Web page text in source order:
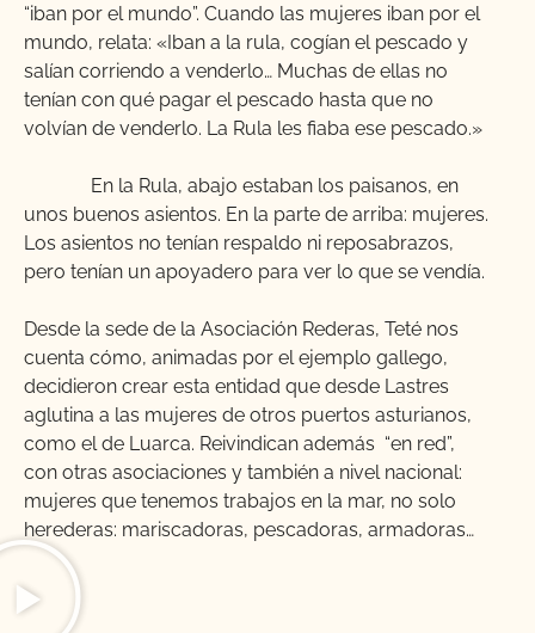
“iban por el mundo”. Cuando las mujeres iban por el
mundo, relata: «Iban a la rula, cogían el pescado y
salían corriendo a venderlo… Muchas de ellas no
tenían con qué pagar el pescado hasta que no
volvían de venderlo. La Rula les fiaba ese pescado.»
En la Rula, abajo estaban los paisanos, en
unos buenos asientos. En la parte de arriba: mujeres.
Los asientos no tenían respaldo ni reposabrazos,
pero tenían un apoyadero para ver lo que se vendía.
Desde la sede de la Asociación Rederas, Teté nos
cuenta cómo, animadas por el ejemplo gallego,
decidieron crear esta entidad que desde Lastres
aglutina a las mujeres de otros puertos asturianos,
como el de Luarca. Reivindican además “en red”,
con otras asociaciones y también a nivel nacional:
mujeres que tenemos trabajos en la mar, no solo
herederas: mariscadoras, pescadoras, armadoras…